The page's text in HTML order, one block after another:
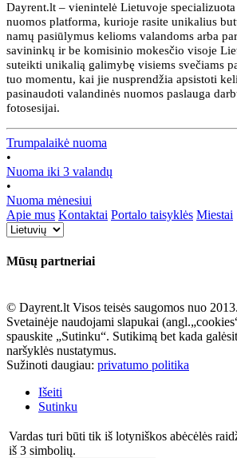
Dayrent.lt – vienintelė Lietuvoje specializuota
nuomos platforma, kurioje rasite unikalius
namų pasiūlymus kelioms valandoms arba
savininkų ir be komisinio mokesčio visoje
suteikti unikalią galimybę visiems svečiams
tuo momentu, kai jie nusprendžia apsistoti
pasinaudoti valandinės nuomos paslauga
fotosesijai.
Trumpalaikė nuoma
•
Nuoma iki 3 valandų
•
Nuoma mėnesiui
Apie mus Kontaktai Portalo taisyklės Miestai
Mūsų partneriai
© Dayrent.lt Visos teisės saugomos nuo
Svetainėje naudojami slapukai
spauskite „Sutinku“. Sutikimą bet kada
naršyklės nustatymus.
Sužinoti daugiau: privatumo politika
Išeiti
Sutinku
Vardas turi būti tik iš lotyniškos abėcėlės
iš 3 simbolių.